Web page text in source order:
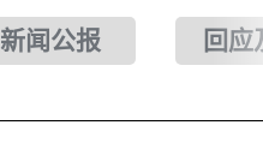
新闻公报 回应